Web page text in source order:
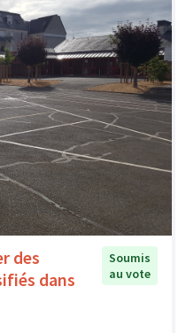
des
dans
Soumis
au vote